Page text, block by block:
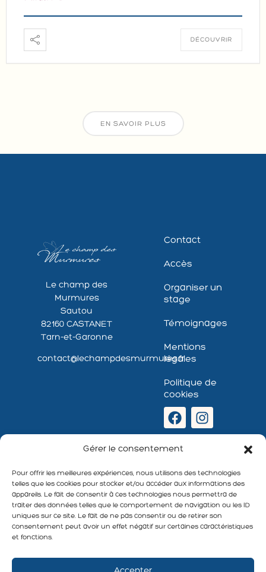
Gérer le consentement
Pour offrir les meilleures expériences, nous utilisons des technologies
telles que les cookies pour stocker et/ou accéder aux informations des
appareils. Le fait de consentir à ces technologies nous permettra de
traiter des données telles que le comportement de navigation ou les ID
uniques sur ce site. Le fait de ne pas consentir ou de retirer son
consentement peut avoir un effet négatif sur certaines caractéristiques
et fonctions.
DÉCOUVRIR
EN SAVOIR PLUS
Le champ des
Murmures
Sautou
82160 CASTANET
Tarn-et-Garonne
contact@lechampdesmurmures.fr
Contact
Accès
Organiser un
stage
Témoignages
Mentions
légales
Politique de
cookies
S'abonner